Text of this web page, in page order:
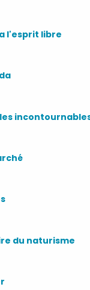
l'esprit libre
du naturisme